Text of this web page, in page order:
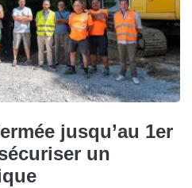
jusqu’au 1er
un